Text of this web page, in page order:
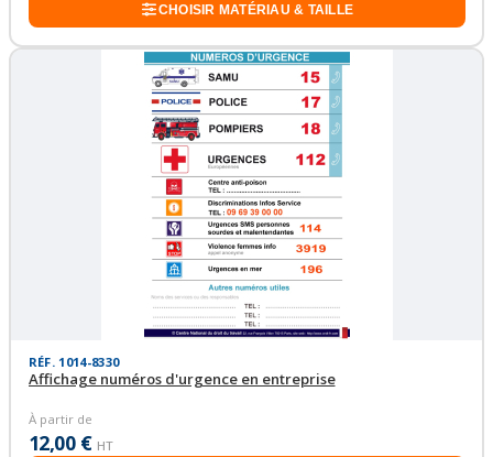
CHOISIR MATÉRIAU & TAILLE
RÉF. 1014-8330
Affichage numéros d'urgence en entreprise
À partir de
12,00 € HT